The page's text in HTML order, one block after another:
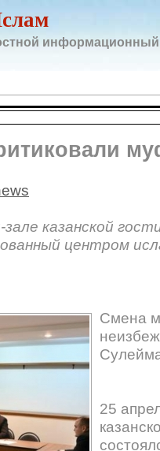
информационный
казанской
центром
Смена
25